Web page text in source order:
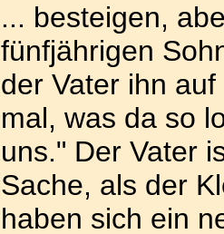
... besteigen,
fünfjährigen
der Vater ihn
mal, was da so
uns." Der Vater
Sache, als der
haben sich ein